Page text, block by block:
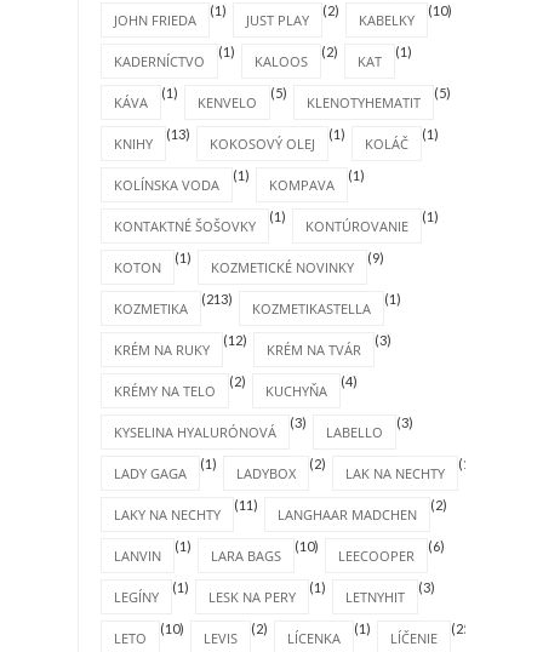
JOHN FRIEDA
(1)
JUST PLAY
(2)
KABELKY
(10)
KADERNÍCTVO
(1)
KALOOS
(2)
KAT
(1)
KÁVA
(1)
KENVELO
(5)
KLENOTYHEMATIT
(5)
KNIHY
(13)
KOKOSOVÝ OLEJ
(1)
KOLÁČ
(1)
KOLÍNSKA VODA
(1)
KOMPAVA
(1)
KONTAKTNÉ ŠOŠOVKY
(1)
KONTÚROVANIE
(1)
KOTON
(1)
KOZMETICKÉ NOVINKY
(9)
KOZMETIKA
(213)
KOZMETIKASTELLA
(1)
KRÉM NA RUKY
(12)
KRÉM NA TVÁR
(3)
KRÉMY NA TELO
(2)
KUCHYŇA
(4)
KYSELINA HYALURÓNOVÁ
(3)
LABELLO
(3)
LADY GAGA
(1)
LADYBOX
(2)
LAK NA NECHTY
(1)
LAKY NA NECHTY
(11)
LANGHAAR MADCHEN
(2)
LANVIN
(1)
LARA BAGS
(10)
LEECOOPER
(6)
LEGÍNY
(1)
LESK NA PERY
(1)
LETNYHIT
(3)
LETO
(10)
LEVIS
(2)
LÍCENKA
(1)
LÍČENIE
(25)